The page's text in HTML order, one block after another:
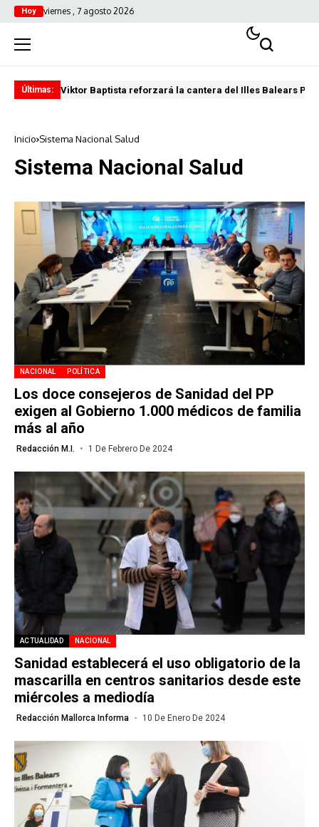
Hoy viernes , 7 agosto 2026
Últimas: Viktor Baptista reforzará la cantera del Illes Balears
Inicio Sistema Nacional Salud
Sistema Nacional Salud
NACIONAL POLÍTICA
Los doce consejeros de Sanidad del PP
exigen al Gobierno 1.000 médicos de familia
más al año
Redacción M.I. 1 De Febrero De 2024
ACTUALIDAD NACIONAL
Sanidad establecerá el uso obligatorio de la
mascarilla en centros sanitarios desde este
miércoles a mediodía
Redacción Mallorca Informa 10 De Enero De 2024